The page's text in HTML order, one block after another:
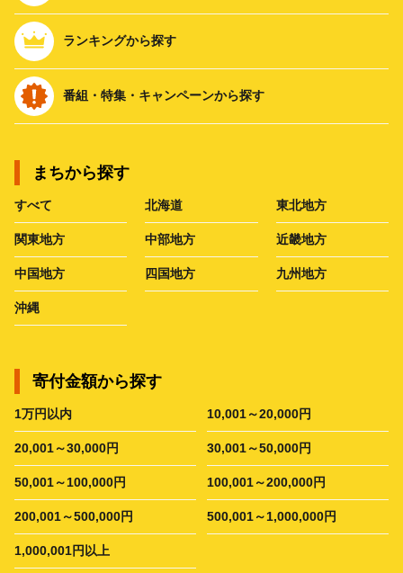
ランキングから探す
番組・特集・キャンペーンから探す
まちから探す
すべて 北海道 東北地方
関東地方 中部地方 近畿地方
中国地方 四国地方 九州地方
沖縄
寄付金額から探す
1万円以内 10,001～20,000円
20,001～30,000円 30,001～50,000円
50,001～100,000円 100,001～200,000円
200,001～500,000円 500,001～1,000,000円
1,000,001円以上